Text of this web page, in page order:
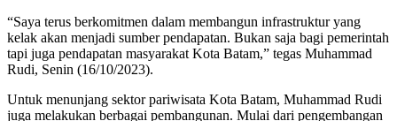
“Saya terus berkomitmen dalam membangun infrastruktur yang
kelak akan menjadi sumber pendapatan. Bukan saja bagi pemerintah
tapi juga pendapatan masyarakat Kota Batam,” tegas Muhammad
Rudi, Senin (16/10/2023).
Untuk menunjang sektor pariwisata Kota Batam, Muhammad Rudi
juga melakukan berbagai pembangunan. Mulai dari pengembangan